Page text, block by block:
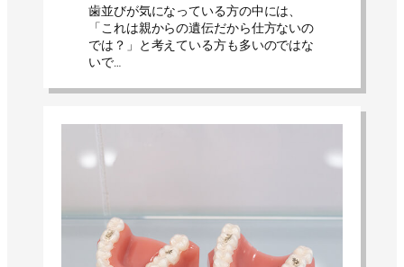
歯並びが気になっている方の中には、
「これは親からの遺伝だから仕方ないの
では？」と考えている方も多いのではな
いで…